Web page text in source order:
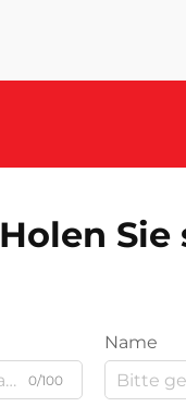
Holen
0/100
Name